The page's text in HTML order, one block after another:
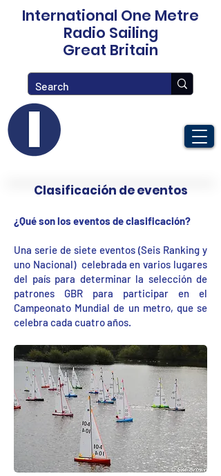
International One Metre
Radio Sailing
Great Britain
Clasificación de eventos
¿Qué son los eventos de clasificación?
Una serie de siete eventos (Seis Ranking y
uno Nacional) celebrada en varios lugares
del país para determinar la selección de
patrones GBR para participar en el
Campeonato Mundial de un metro, que se
celebra cada cuatro años.